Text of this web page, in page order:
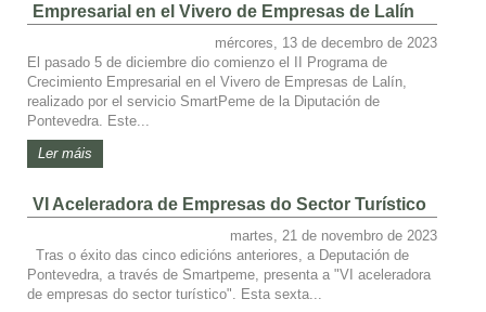
Empresarial en el Vivero de Empresas de Lalín
mércores, 13 de decembro de 2023
El pasado 5 de diciembre dio comienzo el II Programa de
Crecimiento Empresarial en el Vivero de Empresas de Lalín,
realizado por el servicio SmartPeme de la Diputación de
Pontevedra. Este...
Ler máis
VI Aceleradora de Empresas do Sector Turístico
martes, 21 de novembro de 2023
Tras o éxito das cinco edicións anteriores, a Deputación de
Pontevedra, a través de Smartpeme, presenta a "VI aceleradora
de empresas do sector turístico". Esta sexta...